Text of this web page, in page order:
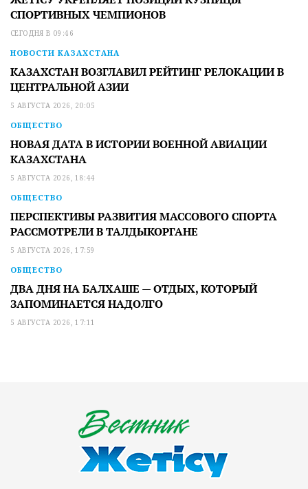
СПОРТИВНЫХ ЧЕМПИОНОВ
СЕГОДНЯ В 09:46
НОВОСТИ КАЗАХСТАНА
КАЗАХСТАН ВОЗГЛАВИЛ РЕЙТИНГ РЕЛОКАЦИИ В
ЦЕНТРАЛЬНОЙ АЗИИ
5 АВГУСТА 2026, 20:05
ОБЩЕСТВО
НОВАЯ ДАТА В ИСТОРИИ ВОЕННОЙ АВИАЦИИ
КАЗАХСТАНА
5 АВГУСТА 2026, 18:44
ОБЩЕСТВО
ПЕРСПЕКТИВЫ РАЗВИТИЯ МАССОВОГО СПОРТА
РАССМОТРЕЛИ В ТАЛДЫКОРГАНЕ
5 АВГУСТА 2026, 17:59
ОБЩЕСТВО
ДВА ДНЯ НА БАЛХАШЕ — ОТДЫХ, КОТОРЫЙ
ЗАПОМИНАЕТСЯ НАДОЛГО
5 АВГУСТА 2026, 17:11